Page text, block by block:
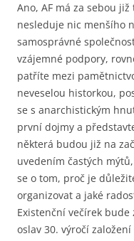
Ano, AF má za sebou
nesleduje nic menšího
samosprávné
vzájemné podpory,
patříte mezi
neveselou historkou,
se s anarchistickým
první dojmy a
některá budou již na
uvedením častých
se o tom, proč je
organizovat a jaké
Existenční večírek
oslav 30. výročí